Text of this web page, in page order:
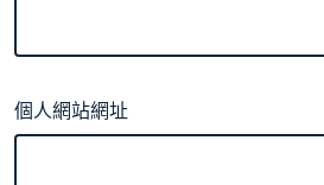
個人網站網址